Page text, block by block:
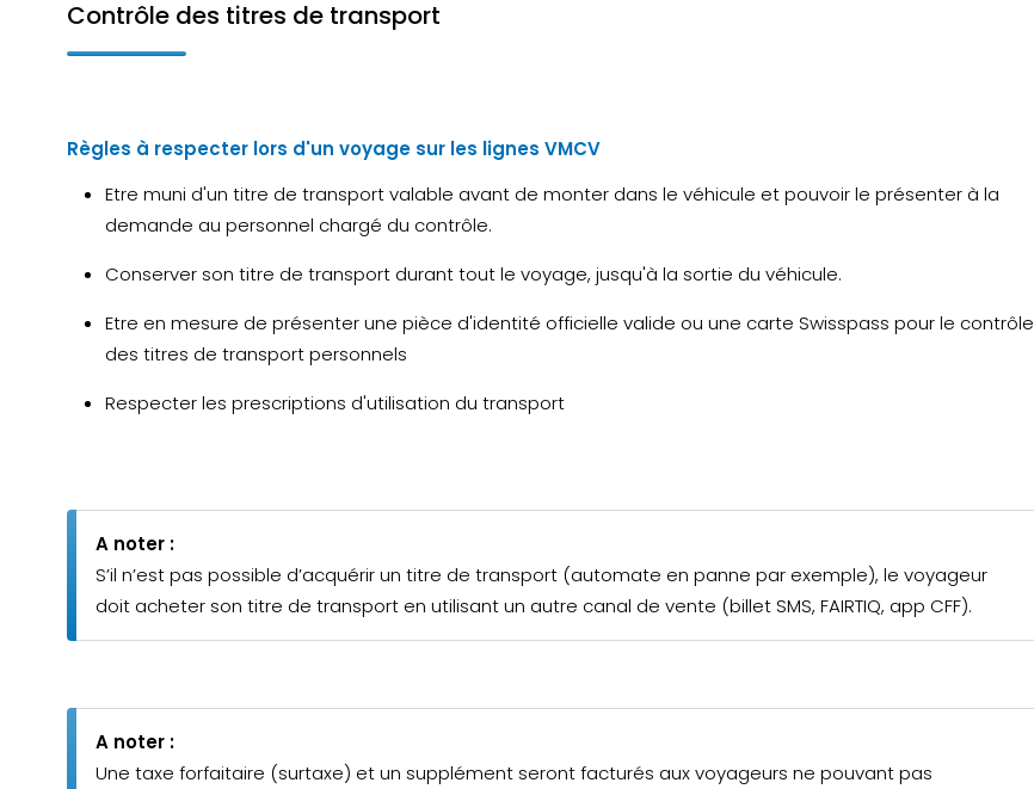
Contrôle des titres de transport
Règles à respecter lors d'un voyage sur les lignes VMCV
Etre muni d'un titre de transport valable avant de monter dans le véhicule et pouvoir le présenter à la
demande au personnel chargé du contrôle.
Conserver son titre de transport durant tout le voyage, jusqu'à la sortie du véhicule.
Etre en mesure de présenter une pièce d'identité officielle valide ou une carte Swisspass pour le contrôle
des titres de transport personnels
Respecter les prescriptions d'utilisation du transport
A noter :
S’il n’est pas possible d’acquérir un titre de transport (automate en panne par exemple), le voyageur
doit acheter son titre de transport en utilisant un autre canal de vente (billet SMS, FAIRTIQ, app CFF).
A noter :
Une taxe forfaitaire (surtaxe) et un supplément seront facturés aux voyageurs ne pouvant pas